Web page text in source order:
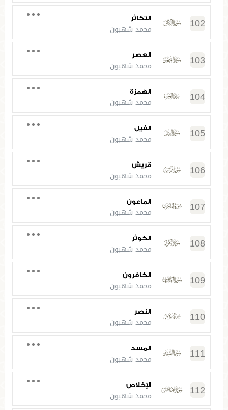
102 التكاثر
محمد شهبون
103 العصر
محمد شهبون
104 الهمزة
محمد شهبون
105 الفيل
محمد شهبون
106 قريش
محمد شهبون
107 الماعون
محمد شهبون
108 الكوثر
محمد شهبون
109 الكافرون
محمد شهبون
110 النصر
محمد شهبون
111 المسد
محمد شهبون
112 الإخلاص
محمد شهبون